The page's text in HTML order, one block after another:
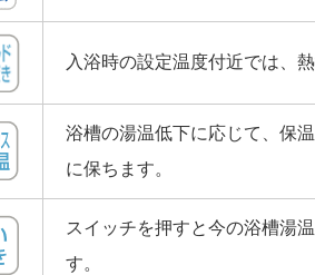
入浴時の設定温度付近では、
浴槽の湯温低下に応じて、保
に保ちます。
スイッチを押すと今の浴槽湯
す。